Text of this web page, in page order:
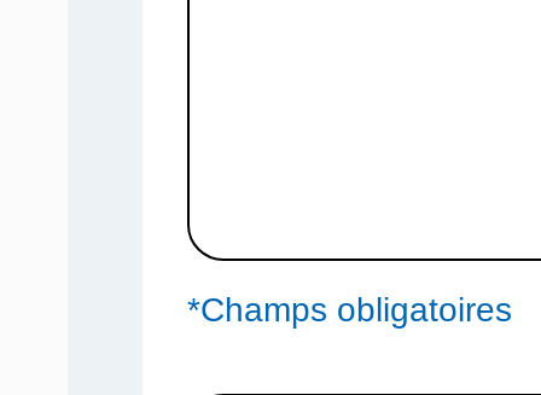
*Champs obligatoires